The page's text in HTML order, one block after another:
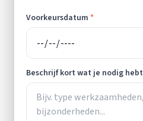
Voorkeursdatum *
Beschrijf kort wat je nodig hebt